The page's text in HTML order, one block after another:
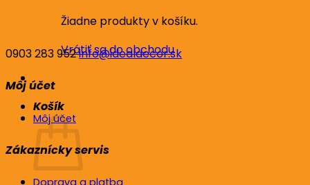
Žiadne produkty v košíku.
Vrátiť sa do obchodu
Košík
0903 283 952info@idealdecor.sk
Môj účet
Môj účet
Zákaznícky servis